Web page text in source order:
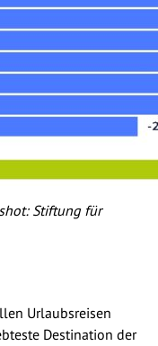
Stiftung für
Urlaubsreisen
Destination der